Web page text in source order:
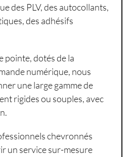
des PLV, des autocollants,
des adhésifs
pointe, dotés de la
numérique, nous
une large gamme de
rigides ou souples, avec
chevronnés
un service sur-mesure